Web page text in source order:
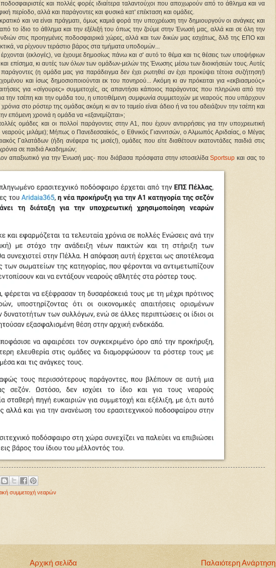
και πολλές φορές ιδιαίτερα ταλαντούχοι που αποχωρούν από το άθλημα και να
περίοδο, αλλά και παράγοντες και φυσικά κατ' επέκταση και ομάδες.
και να είναι πράγματι, όμως καμιά φορά την υποχρέωση την δημιουργούν οι ανάγκες και
το ίδιο το άθλημα και την εξέλιξή του όπως την ζούμε στην Ένωσή μας, αλλά και σε όλη την
στις προηγμένες ποδοσφαιρικά χώρες, αλλά και των δικών μας εσχάτως, δλδ της ΕΠΟ και
να ρίχνουν τεράστιο βάρος στα τμήματα υποδομών...
(εκλογές), να έχουμε δημοσίως πάνω και σ' αυτό το θέμα και τις θέσεις των υποψήφιων
επίσημα, κι αυτές των όλων των ομάδων-μελών της Ένωσης μέσω των διοικήσεών τους. Αυτές
παράγοντες (η ομάδα μας για παράδειγμα δεν έχει ρωτηθεί αν έχει προκύψει τέτοια συζήτηση!)
και ίσως δημοσιοποιούνται εκ του πονηρού... Ακόμη κι αν πρόκειται για «εκβιασμούς»
για «σίγουρες» συμμετοχές, ας απαντήσει κάποιος παράγοντας που πληρώνει από την
την τσέπη και την ομάδα του, η υποτιθέμενη συμφωνία συμμετοχών με νεαρούς που υπάρχουν
στο ρόστερ της ομάδας ακόμη κι αν το ταμείο είναι άδειο ή να του αδειάζουν την τσέπη και
επόμενη χρονιά η ομάδα να «εξανεμίζεται»;
ομάδες και οι πολλοί παράγοντες στην Α1, που έχουν αντιρρήσεις για την υποχρεωτική
νεαρούς μιλάμε); Μήπως ο Πανεδεσσαϊκός, ο Εθνικός Γιαννιτσών, ο Αλμωπός Αριδαίας, ο Μέγας
Γαλατάδων (ήδη ανέφερα τις μισές!), ομάδες που είτε διαθέτουν εκατοντάδες παιδιά στις
σε παιδιά Ακαδημιών;
απαξιωτικό για την Ένωσή μας- που διάβασα πρόσφατα στην ιστοσελίδα Sportsup και σας το
συμμετοχή νεαρών
Παλαιότερη Ανάρτηση
Αρχική σελίδα